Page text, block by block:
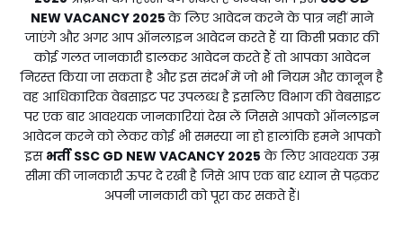
NEW VACANCY 2025के लिए आवेदन करने के पात्र नहीं माने
जाएंगे और अगर आप ऑनलाइन आवेदन करते हैं या किसी प्रकार की
कोई गलत जानकारी डालकर आवेदन करते हैं तो आपका आवेदन
निरस्त किया जा सकता है और इस संदर्भ में जो भी नियम और कानून है
वह आधिकारिक वेबसाइट पर उपलब्ध है इसलिए विभाग की वेबसाइट
पर एक बार आवश्यक जानकारियां देख लें जिससे आपको ऑनलाइन
आवेदन करने को लेकर कोई भी समस्या ना हो हालांकि हमने आपको
इस भर्ती SSC GD NEW VACANCY 2025 के लिए आवश्यक उम्र
सीमा की जानकारी ऊपर दे रखी है जिसे आप एक बार ध्यान से पढ़कर
अपनी जानकारी को पूरा कर सकते हैं।